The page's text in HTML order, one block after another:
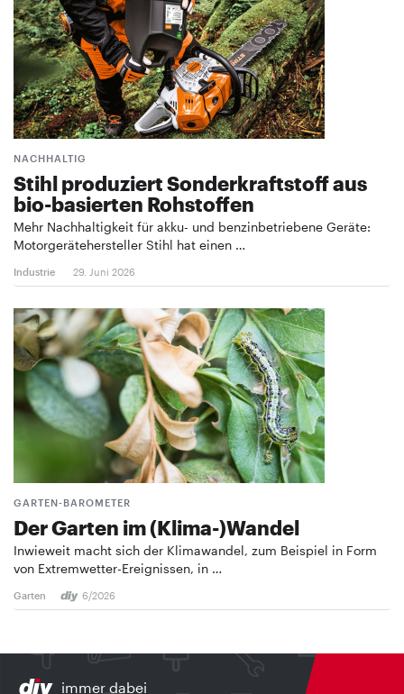
NACHHALTIG
Stihl produziert Sonderkraftstoff aus
bio-basierten Rohstoffen
Mehr Nachhaltigkeit für akku- und benzinbetriebene Geräte:
Motorgerätehersteller Stihl hat einen …
Industrie 29. Juni 2026
GARTEN-BAROMETER
Der Garten im (Klima-)Wandel
Inwieweit macht sich der Klimawandel, zum Beispiel in Form
von Extremwetter-Ereignissen, in …
Garten 6/2026
immer dabei